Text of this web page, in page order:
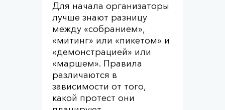
Для начала организаторы
лучше знают разницу
между «собранием»,
«митинг» или «пикетом» и
«демонстрацией» или
«маршем». Правила
различаются в
зависимости от того,
какой протест они